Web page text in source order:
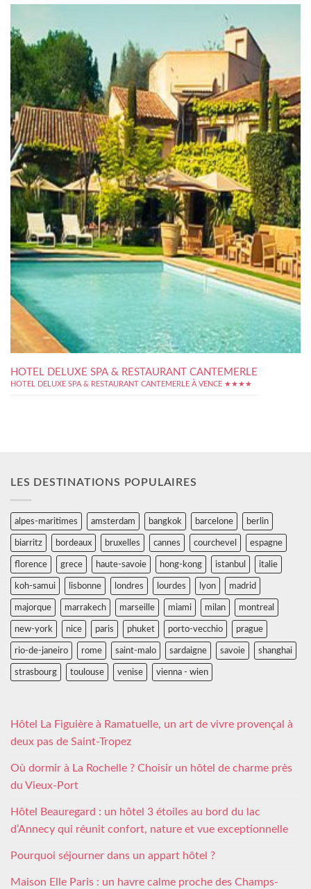
HOTEL DELUXE SPA & RESTAURANT CANTEMERLE
HOTEL DELUXE SPA & RESTAURANT CANTEMERLE À VENCE ★★★★
LES DESTINATIONS POPULAIRES
alpes-maritimes amsterdam bangkok barcelone berlin
biarritz bordeaux bruxelles cannes courchevel espagne
florence grece haute-savoie hong-kong istanbul italie
koh-samui lisbonne londres lourdes lyon madrid
majorque marrakech marseille miami milan montreal
new-york nice paris phuket porto-vecchio prague
rio-de-janeiro rome saint-malo sardaigne savoie shanghai
strasbourg toulouse venise vienna - wien
Hôtel La Figuière à Ramatuelle, un art de vivre provençal à
deux pas de Saint-Tropez
Où dormir à La Rochelle ? Choisir un hôtel de charme près
du Vieux-Port
Hôtel Beauregard : un hôtel 3 étoiles au bord du lac
d’Annecy qui réunit confort, nature et vue exceptionnelle
Pourquoi séjourner dans un appart hôtel ?
Maison Elle Paris : un havre calme proche des Champs-